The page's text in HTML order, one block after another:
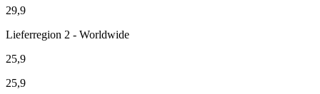
29,9
Lieferregion 2 - Worldwide
25,9
25,9